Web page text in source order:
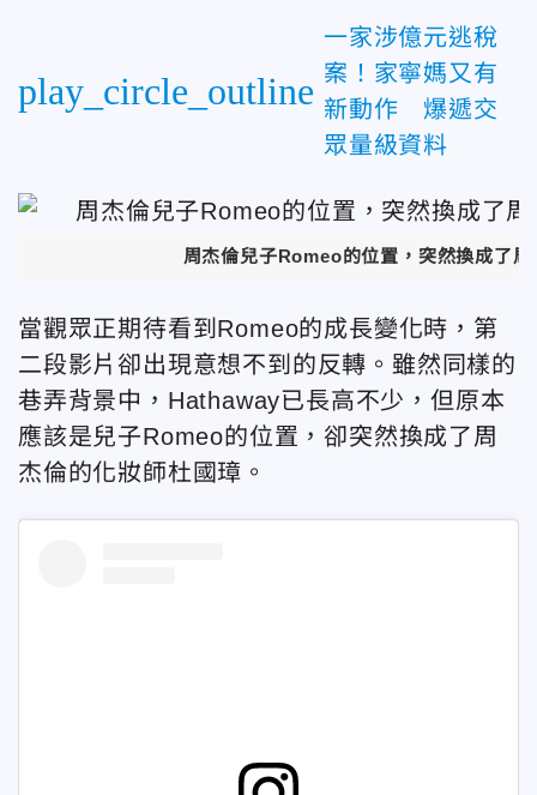
play_circle_outline
一家涉億元逃稅
案！家寧媽又有
新動作 爆遞交
眾量級資料
周杰倫兒子Romeo的位置，突然換成了
當觀眾正期待看到Romeo的成長變化時，第
二段影片卻出現意想不到的反轉。雖然同樣的
巷弄背景中，Hathaway已長高不少，但原本
應該是兒子Romeo的位置，卻突然換成了周
杰倫的化妝師杜國璋。